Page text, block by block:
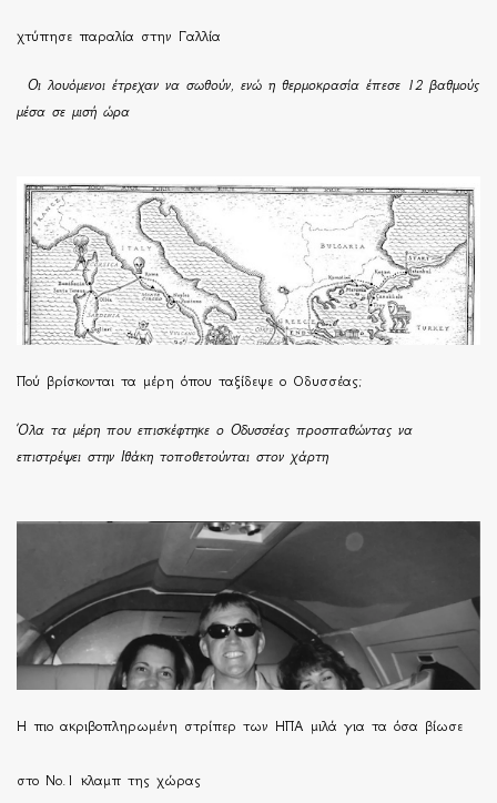
χτύπησε παραλία στην Γαλλία
Οι λουόμενοι έτρεχαν να σωθούν, ενώ η θερμοκρασία έπεσε 12 βαθμούς
μέσα σε μισή ώρα
Πού βρίσκονται τα μέρη όπου ταξίδεψε ο Οδυσσέας;
Όλα τα μέρη που επισκέφτηκε ο Οδυσσέας προσπαθώντας να
επιστρέψει στην Ιθάκη τοποθετούνται στον χάρτη
H πιο ακριβοπληρωμένη στρίπερ των ΗΠΑ μιλά για τα όσα βίωσε
στο Νο.1 κλαμπ της χώρας